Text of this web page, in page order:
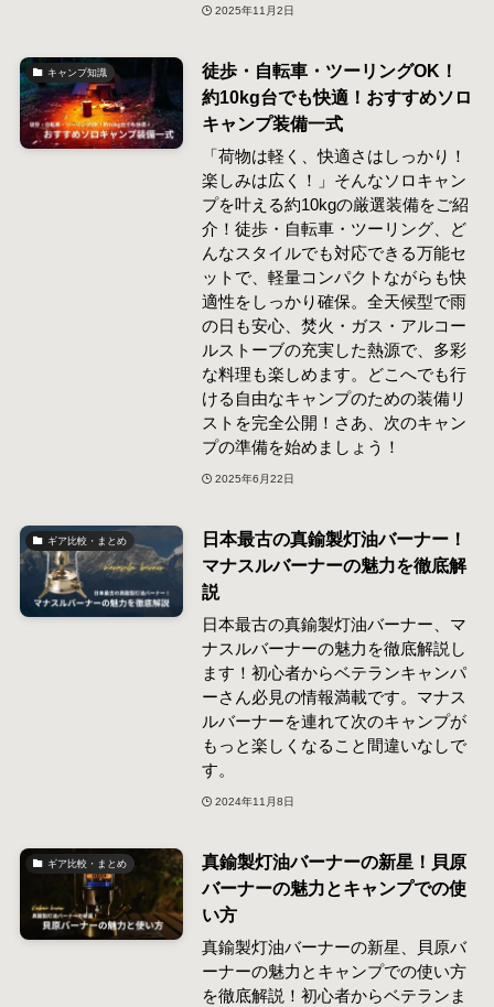
2025年11月2日
キャンプ知識
徒歩・自転車・ツーリングOK！
約10kg台でも快適！おすすめソロ
キャンプ装備一式
「荷物は軽く、快適さはしっかり！
楽しみは広く！」そんなソロキャン
プを叶える約10kgの厳選装備をご紹
介！徒歩・自転車・ツーリング、ど
んなスタイルでも対応できる万能セ
ットで、軽量コンパクトながらも快
適性をしっかり確保。全天候型で雨
の日も安心、焚火・ガス・アルコー
ルストーブの充実した熱源で、多彩
な料理も楽しめます。どこへでも行
ける自由なキャンプのための装備リ
ストを完全公開！さあ、次のキャン
プの準備を始めましょう！
2025年6月22日
ギア比較・まとめ
日本最古の真鍮製灯油バーナー！
マナスルバーナーの魅力を徹底解
説
日本最古の真鍮製灯油バーナー、マ
ナスルバーナーの魅力を徹底解説し
ます！初心者からベテランキャンパ
ーさん必見の情報満載です。マナス
ルバーナーを連れて次のキャンプが
もっと楽しくなること間違いなしで
す。
2024年11月8日
ギア比較・まとめ
真鍮製灯油バーナーの新星！貝原
バーナーの魅力とキャンプでの使
い方
真鍮製灯油バーナーの新星、貝原バ
ーナーの魅力とキャンプでの使い方
を徹底解説！初心者からベテランま